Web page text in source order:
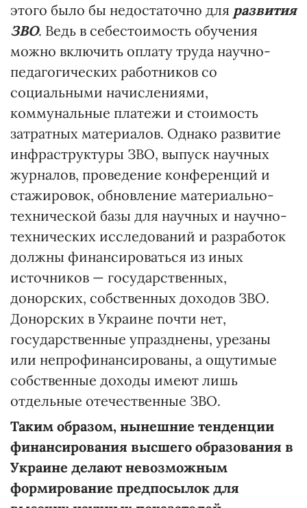
этого было бы недостаточно для развития
ЗВО. Ведь в себестоимость обучения
можно включить оплату труда научно-
педагогических работников со
социальными начислениями,
коммунальные платежи и стоимость
затратных материалов. Однако развитие
инфраструктуры ЗВО, выпуск научных
журналов, проведение конференций и
стажировок, обновление материально-
технической базы для научных и научно-
технических исследований и разработок
должны финансироваться из иных
источников — государственных,
донорских, собственных доходов ЗВО.
Донорских в Украине почти нет,
государственные упразднены, урезаны
или непрофинансированы, а ощутимые
собственные доходы имеют лишь
отдельные отечественные ЗВО.
Таким образом, нынешние тенденции
финансирования высшего образования в
Украине делают невозможным
формирование предпосылок для